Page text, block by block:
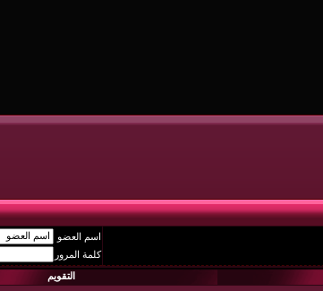
اسم العضو
كلمة المرور
التقويم